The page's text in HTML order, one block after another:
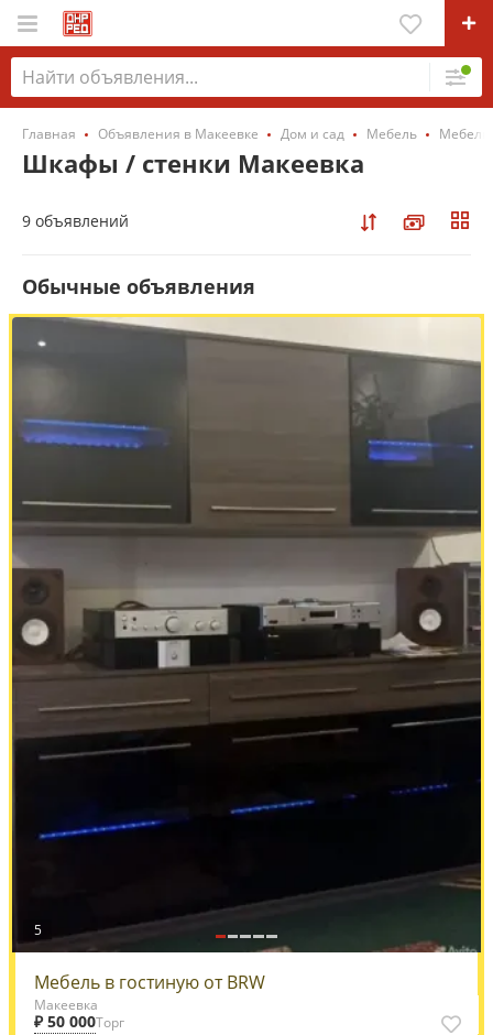
Главная Объявления в Макеевке Дом и сад Мебель Мебель
Шкафы / стенки Макеевка
9 объявлений
Обычные объявления
5
Мебель в гостиную от BRW
Макеевка
₽ 50 000Торг